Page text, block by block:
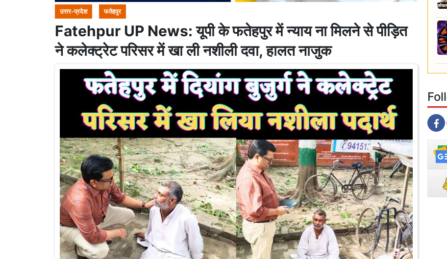
उत्तर-प्रदेश फतेहपुर
Fatehpur UP News: यूपी के फतेहपुर में न्याय ना मिलने से पीड़ित
ने कलेक्ट्रेट परिसर में खा ली नशीली दवा, हालत नाजुक